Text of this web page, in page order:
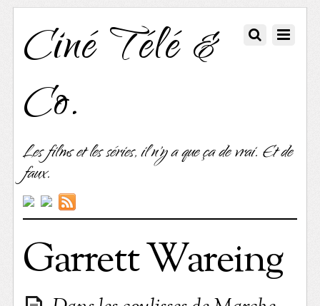
Ciné Télé &
Co.
Les films et les séries, il n'y a que ça de vrai. Et de
faux.
Garrett Wareing